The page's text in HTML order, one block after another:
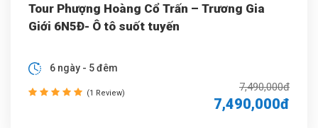
Tour Phượng Hoàng Cổ Trấn – Trương Gia
Giới 6N5Đ- Ô tô suốt tuyến
7,490,000đ
7,490,000đ
6 ngày - 5 đêm
(1 Review)